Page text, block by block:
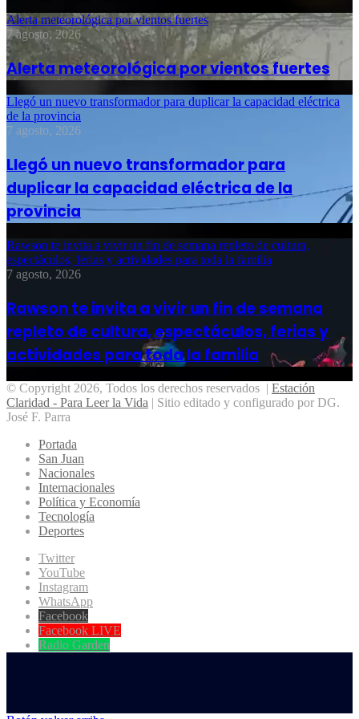
Alerta meteorológica por vientos fuertes
7 agosto, 2026
Alerta meteorológica por vientos fuertes
Llegó un nuevo transformador para duplicar la capacidad eléctrica
de la provincia
7 agosto, 2026
Llegó un nuevo transformador para
duplicar la capacidad eléctrica de la
provincia
Rawson te invita a vivir un fin de semana repleto de cultura,
espectáculos, ferias y actividades para toda la familia
7 agosto, 2026
Rawson te invita a vivir un fin de semana
repleto de cultura, espectáculos, ferias y
actividades para toda la familia
© Copyright 2026, Todos los derechos reservados | Estación
Claridad - Para Leer la Vida | Sitio editado y configurado por DG.
José F. Parra
Portada
San Juan
Nacionales
Internacionales
Política y Economía
Tecnología
Deportes
Twitter
YouTube
Instagram
WhatsApp
Facebook
Facebook LIVE
Radio Garden